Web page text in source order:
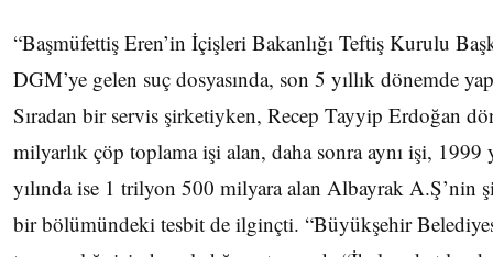
“Başmüfettiş Eren’in İçişleri Bakanlığı Teftiş Kurulu
DGM’ye gelen suç dosyasında, son 5 yıllık dönemde
Sıradan bir servis şirketiyken, Recep Tayyip Erdoğan
milyarlık çöp toplama işi alan, daha sonra aynı işi,
yılında ise 1 trilyon 500 milyara alan Albayrak
bir bölümündeki tesbit de ilginçti. “Büyükşehir